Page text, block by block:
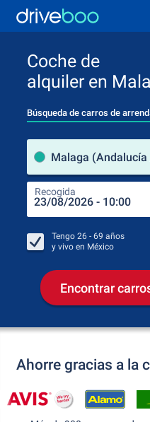
Coche de
alquiler en
Búsqueda de carros de
Malaga (Andalucía
Recogida
Tengo 26 - 69 años
y vivo en México
Encontrar
Ahorre gracias a la